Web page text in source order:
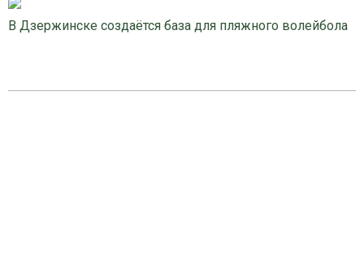
В Дзержинске создаётся база для пляжного волейбола